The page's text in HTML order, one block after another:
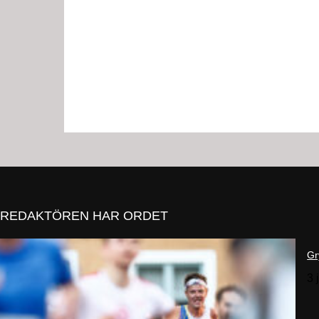
REDAKTÖREN HAR ORDET